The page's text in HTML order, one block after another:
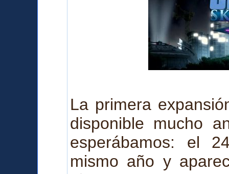
La primera
disponible mucho
esperábamos: el
mismo año y a